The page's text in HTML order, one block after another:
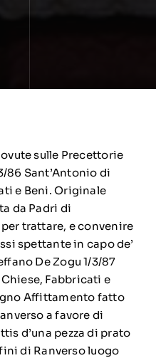
sulle Precettorie
86 Sant’Antonio di
e Beni. Originale
da Padri di
trattare, e convenire
spettante in capo de’
De Zogu 1/3/87
Fabbricati e
Affittamento fatto
a favore di
d’una pezza di prato
di Ranverso luogo